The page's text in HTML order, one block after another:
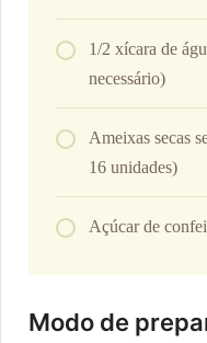
1/2 xícara de
necessário)
Ameixas secas
16 unidades)
Açúcar de
Modo de